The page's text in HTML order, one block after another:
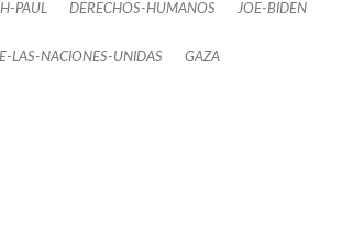
PAUL DERECHOS-HUMANOS JOE-BIDEN
LAS-NACIONES-UNIDAS GAZA